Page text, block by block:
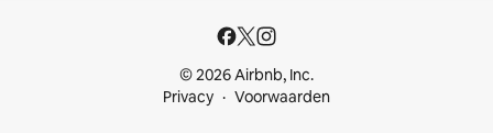
© 2026 Airbnb, Inc.
Privacy
Voorwaarden